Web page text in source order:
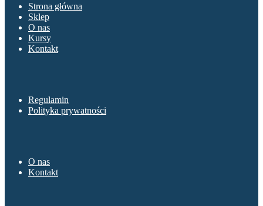
Strona główna
Sklep
O nas
Kursy
Kontakt
Regulamin
Polityka prywatności
O nas
Kontakt